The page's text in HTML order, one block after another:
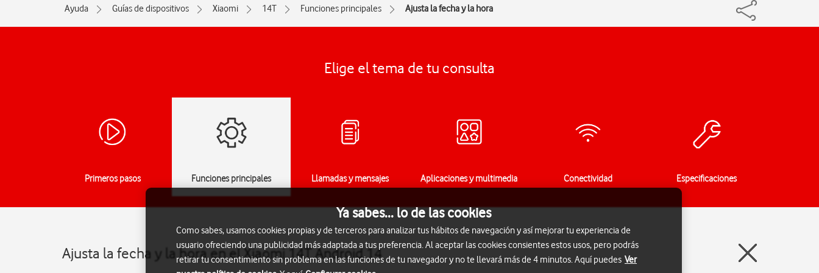
Ayuda Guías de dispositivos Xiaomi 14T Funciones principales Ajusta la fecha y la hora
Elige el tema de tu consulta
Primeros pasos Funciones principales Llamadas y mensajes Aplicaciones y multimedia Conectividad Especificaciones
Ajusta la fecha y la hora en el Xiaomi 14T Android 14
Ya sabes... lo de las cookies
Como sabes, usamos cookies propias y de terceros para analizar tus hábitos de navegación y así mejorar tu experiencia de
usuario ofreciendo una publicidad más adaptada a tus preferencia. Al aceptar las cookies consientes estos usos, pero podrás
retirar tu consentimiento sin problema en las funciones de tu navegador y no te llevará más de 4 minutos. Aquí puedes Ver